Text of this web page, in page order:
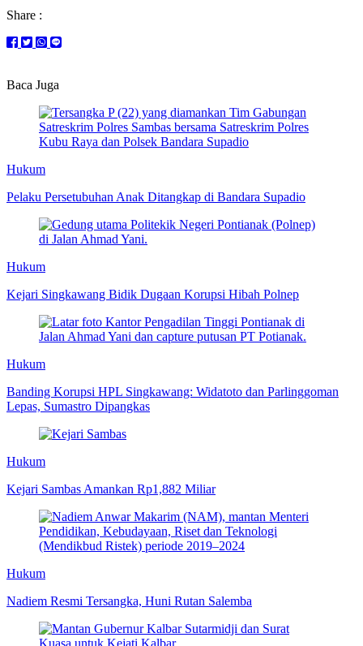
Share :
Baca Juga
Hukum
Pelaku Persetubuhan Anak Ditangkap di Bandara Supadio
Hukum
Kejari Singkawang Bidik Dugaan Korupsi Hibah Polnep
Hukum
Banding Korupsi HPL Singkawang: Widatoto dan Parlinggoman
Lepas, Sumastro Dipangkas
Hukum
Kejari Sambas Amankan Rp1,882 Miliar
Hukum
Nadiem Resmi Tersangka, Huni Rutan Salemba